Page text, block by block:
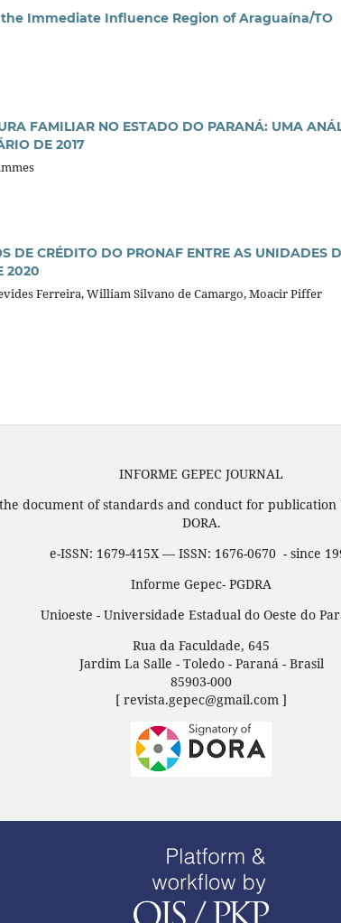
Immediate Influence Region of Araguaína/TO
FAMILIAR NO ESTADO DO PARANÁ: UMA
DE 2017
DE CRÉDITO DO PRONAF ENTRE AS UNIDADES
2020
Ferreira, William Silvano de Camargo, Moacir Piffer
INFORME GEPEC JOURNAL
document of standards and conduct for publication
DORA.
e-ISSN: 1679-415X — ISSN: 1676-0670 - since
Informe Gepec- PGDRA
Unioeste - Universidade Estadual do Oeste do
Rua da Faculdade, 645
Jardim La Salle - Toledo - Paraná - Brasil
85903-000
[ revista.gepec@gmail.com ]